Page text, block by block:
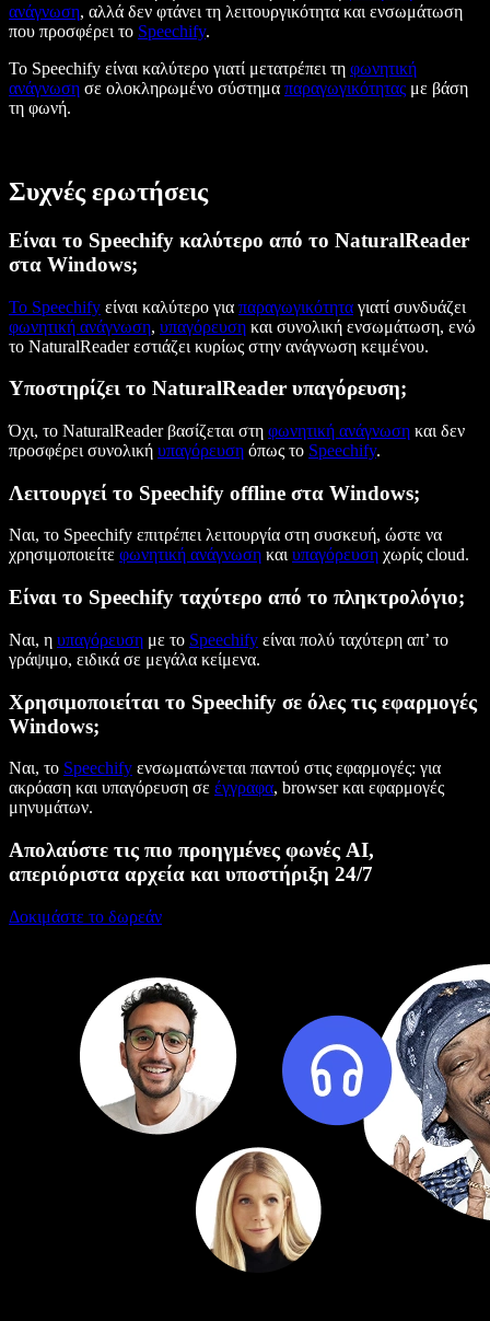
ανάγνωση, αλλά δεν φτάνει τη λειτουργικότητα και ενσωμάτωση
που προσφέρει το Speechify.
Το Speechify είναι καλύτερο γιατί μετατρέπει τη φωνητική
ανάγνωση σε ολοκληρωμένο σύστημα παραγωγικότητας με βάση
τη φωνή.
Συχνές ερωτήσεις
Είναι το Speechify καλύτερο από το NaturalReader
στα Windows;
Το Speechify είναι καλύτερο για παραγωγικότητα γιατί συνδυάζει
φωνητική ανάγνωση, υπαγόρευση και συνολική ενσωμάτωση, ενώ
το NaturalReader εστιάζει κυρίως στην ανάγνωση κειμένου.
Υποστηρίζει το NaturalReader υπαγόρευση;
Όχι, το NaturalReader βασίζεται στη φωνητική ανάγνωση και δεν
προσφέρει συνολική υπαγόρευση όπως το Speechify.
Λειτουργεί το Speechify offline στα Windows;
Ναι, το Speechify επιτρέπει λειτουργία στη συσκευή, ώστε να
χρησιμοποιείτε φωνητική ανάγνωση και υπαγόρευση χωρίς cloud.
Είναι το Speechify ταχύτερο από το πληκτρολόγιο;
Ναι, η υπαγόρευση με το Speechify είναι πολύ ταχύτερη απ’ το
γράψιμο, ειδικά σε μεγάλα κείμενα.
Χρησιμοποιείται το Speechify σε όλες τις εφαρμογές
Windows;
Ναι, το Speechify ενσωματώνεται παντού στις εφαρμογές: για
ακρόαση και υπαγόρευση σε έγγραφα, browser και εφαρμογές
μηνυμάτων.
Απολαύστε τις πιο προηγμένες φωνές AI,
απεριόριστα αρχεία και υποστήριξη 24/7
Δοκιμάστε το δωρεάν